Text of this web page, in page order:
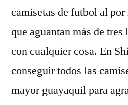
camisetas de futbol al
que aguantan más de
con cualquier cosa. En
conseguir todos las
mayor guayaquil para